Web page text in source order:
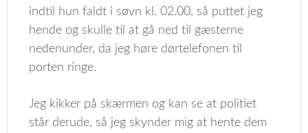
indtil hun faldt i søvn kl. 02.00, så puttet jeg
hende og skulle til at gå ned til gæsterne
nedenunder, da jeg høre dørtelefonen til
porten ringe.
Jeg kikker på skærmen og kan se at politiet
står derude, så jeg skynder mig at hente dem